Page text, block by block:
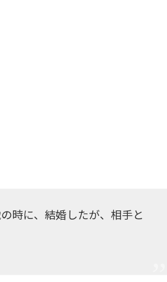
時に、結婚したが、相手と